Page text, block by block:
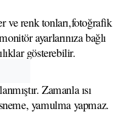
ve renk tonları,fotoğrafik
ayarlarınıza bağlı
gösterebilir.
Zamanla ısı
yamulma yapmaz.